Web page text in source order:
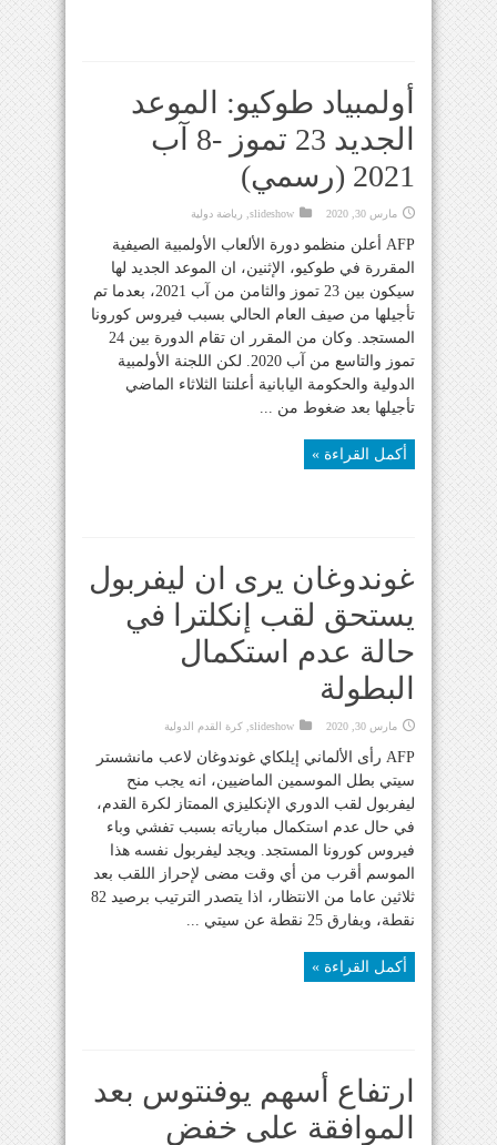
أولمبياد طوكيو: الموعد
الجديد 23 تموز -8 آب
2021 (رسمي)
مارس 30, 2020 slideshow رياضة دولية
AFP أعلن منظمو دورة الألعاب الأولمبية الصيفية
المقررة في طوكيو، الإثنين، ان الموعد الجديد لها
سيكون بين 23 تموز والثامن من آب 2021، بعدما تم
تأجيلها من صيف العام الحالي بسبب فيروس كورونا
المستجد. وكان من المقرر ان تقام الدورة بين 24
تموز والتاسع من آب 2020. لكن اللجنة الأولمبية
الدولية والحكومة اليابانية أعلنتا الثلاثاء الماضي
تأجيلها بعد ضغوط من ...
أكمل القراءة »
غوندوغان يرى ان ليفربول
يستحق لقب إنكلترا في
حالة عدم استكمال
البطولة
مارس 30, 2020 slideshow كرة القدم الدولية
AFP رأى الألماني إيلكاي غوندوغان لاعب مانشستر
سيتي بطل الموسمين الماضيين، انه يجب منح
ليفربول لقب الدوري الإنكليزي الممتاز لكرة القدم،
في حال عدم استكمال مبارياته بسبب تفشي وباء
فيروس كورونا المستجد. ويجد ليفربول نفسه هذا
الموسم أقرب من أي وقت مضى لإحراز اللقب بعد
ثلاثين عاما من الانتظار، اذا يتصدر الترتيب برصيد 82
نقطة، وبفارق 25 نقطة عن سيتي ...
أكمل القراءة »
ارتفاع أسهم يوفنتوس بعد
الموافقة على خفض